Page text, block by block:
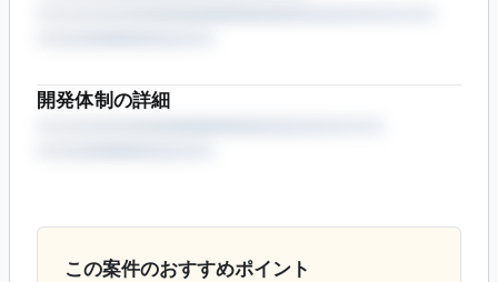
開発体制の詳細
この案件のおすすめポイント